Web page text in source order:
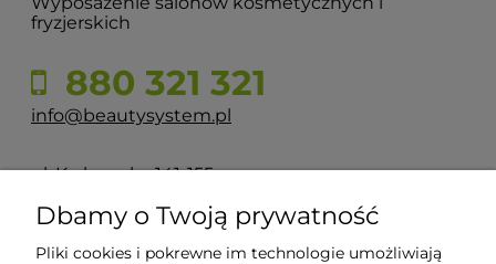
fryzjerskich
880 321 321
info@beautysystem.pl
ul. Krakowska 141-155
Dbamy o Twoją prywatność
Pliki cookies i pokrewne im technologie umożliwiają